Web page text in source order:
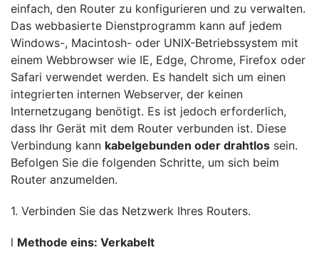
einfach, den Router zu konfigurieren und zu verwalten.
Das webbasierte Dienstprogramm kann auf jedem
Windows-, Macintosh- oder UNIX-Betriebssystem mit
einem Webbrowser wie IE, Edge, Chrome, Firefox oder
Safari verwendet werden. Es handelt sich um einen
integrierten internen Webserver, der keinen
Internetzugang benötigt. Es ist jedoch erforderlich,
dass Ihr Gerät mit dem Router verbunden ist. Diese
Verbindung kann kabelgebunden oder drahtlos sein.
Befolgen Sie die folgenden Schritte, um sich beim
Router anzumelden.
1. Verbinden Sie das Netzwerk Ihres Routers.
l Methode eins: Verkabelt